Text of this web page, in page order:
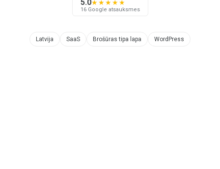
5.0★★★★★
16 Google atsauksmes
Latvija SaaS Brošūras tipa lapa WordPress